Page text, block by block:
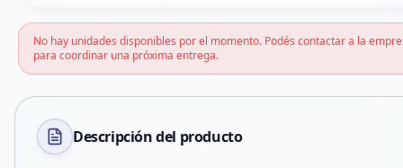
No hay unidades disponibles por el momento. Podés contactar a la
para coordinar una próxima entrega.
Descripción del producto